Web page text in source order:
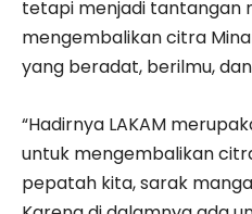
tetapi menjadi tantangan
mengembalikan citra
yang beradat, berilmu,
“Hadirnya LAKAM
untuk mengembalikan
pepatah kita, sarak